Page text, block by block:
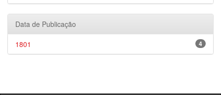
Data de Publicação
4
1801